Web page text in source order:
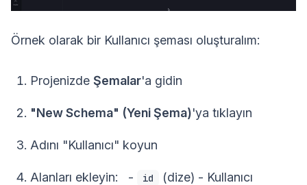
Örnek olarak bir Kullanıcı şeması oluşturalım:
Projenizde Şemalar'a gidin
"New Schema" (Yeni Şema)'ya tıklayın
Adını "Kullanıcı" koyun
Alanları ekleyin: - id
(dize) - Kullanıcı